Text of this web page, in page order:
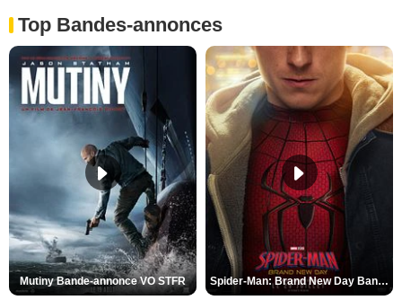
Top Bandes-annonces
Mutiny Bande-annonce VO STFR Spider-Man: Brand New Day Bande-annonce VO STFR